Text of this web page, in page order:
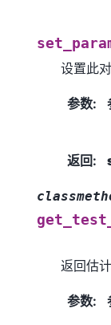
设置此
参数:
返回:
返回估
参数: